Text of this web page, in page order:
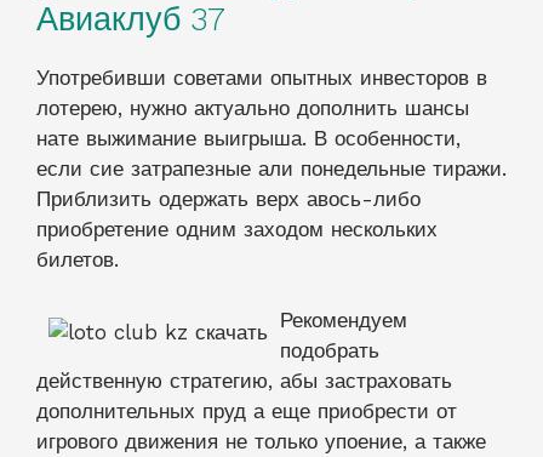
Авиаклуб 37
Употребивши советами опытных инвесторов в
лотерею, нужно актуально дополнить шансы
нате выжимание выигрыша. В особенности,
если сие затрапезные али понедельные тиражи.
Приблизить одержать верх авось-либо
приобретение одним заходом нескольких
билетов.
Рекомендуем
подобрать
действенную стратегию, абы застраховать
дополнительных пруд а еще приобрести от
игрового движения не только упоение, а также